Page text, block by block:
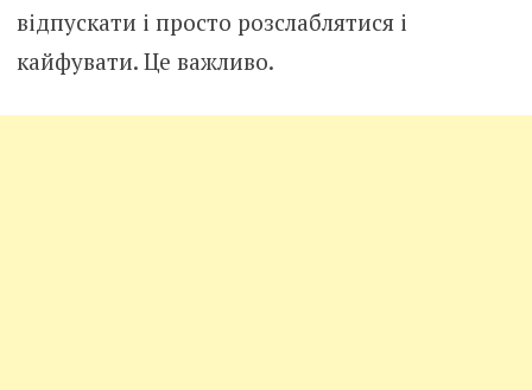
відпускати і просто розслаблятися і
кайфувати. Це важливо.